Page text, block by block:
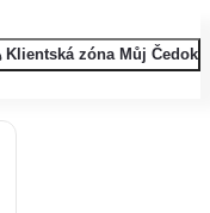
Klientská zóna Můj Čedok